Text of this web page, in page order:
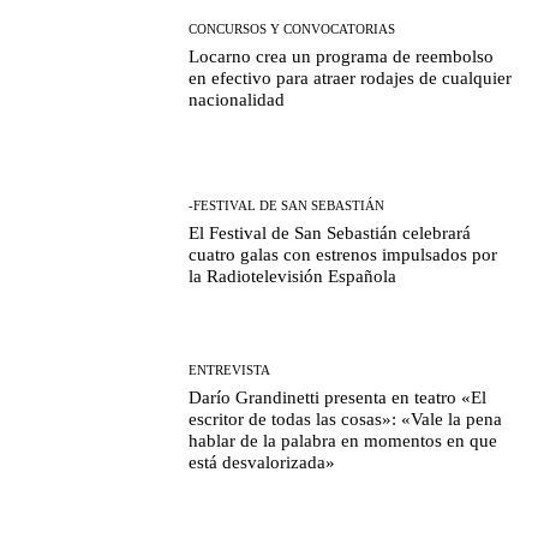
CONCURSOS Y CONVOCATORIAS
Locarno crea un programa de reembolso
en efectivo para atraer rodajes de cualquier
nacionalidad
-FESTIVAL DE SAN SEBASTIÁN
El Festival de San Sebastián celebrará
cuatro galas con estrenos impulsados por
la Radiotelevisión Española
ENTREVISTA
Darío Grandinetti presenta en teatro «El
escritor de todas las cosas»: «Vale la pena
hablar de la palabra en momentos en que
está desvalorizada»